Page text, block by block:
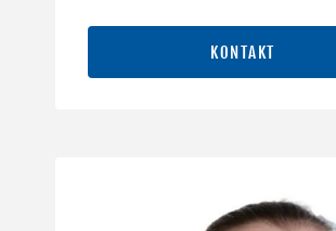
KONTAKT